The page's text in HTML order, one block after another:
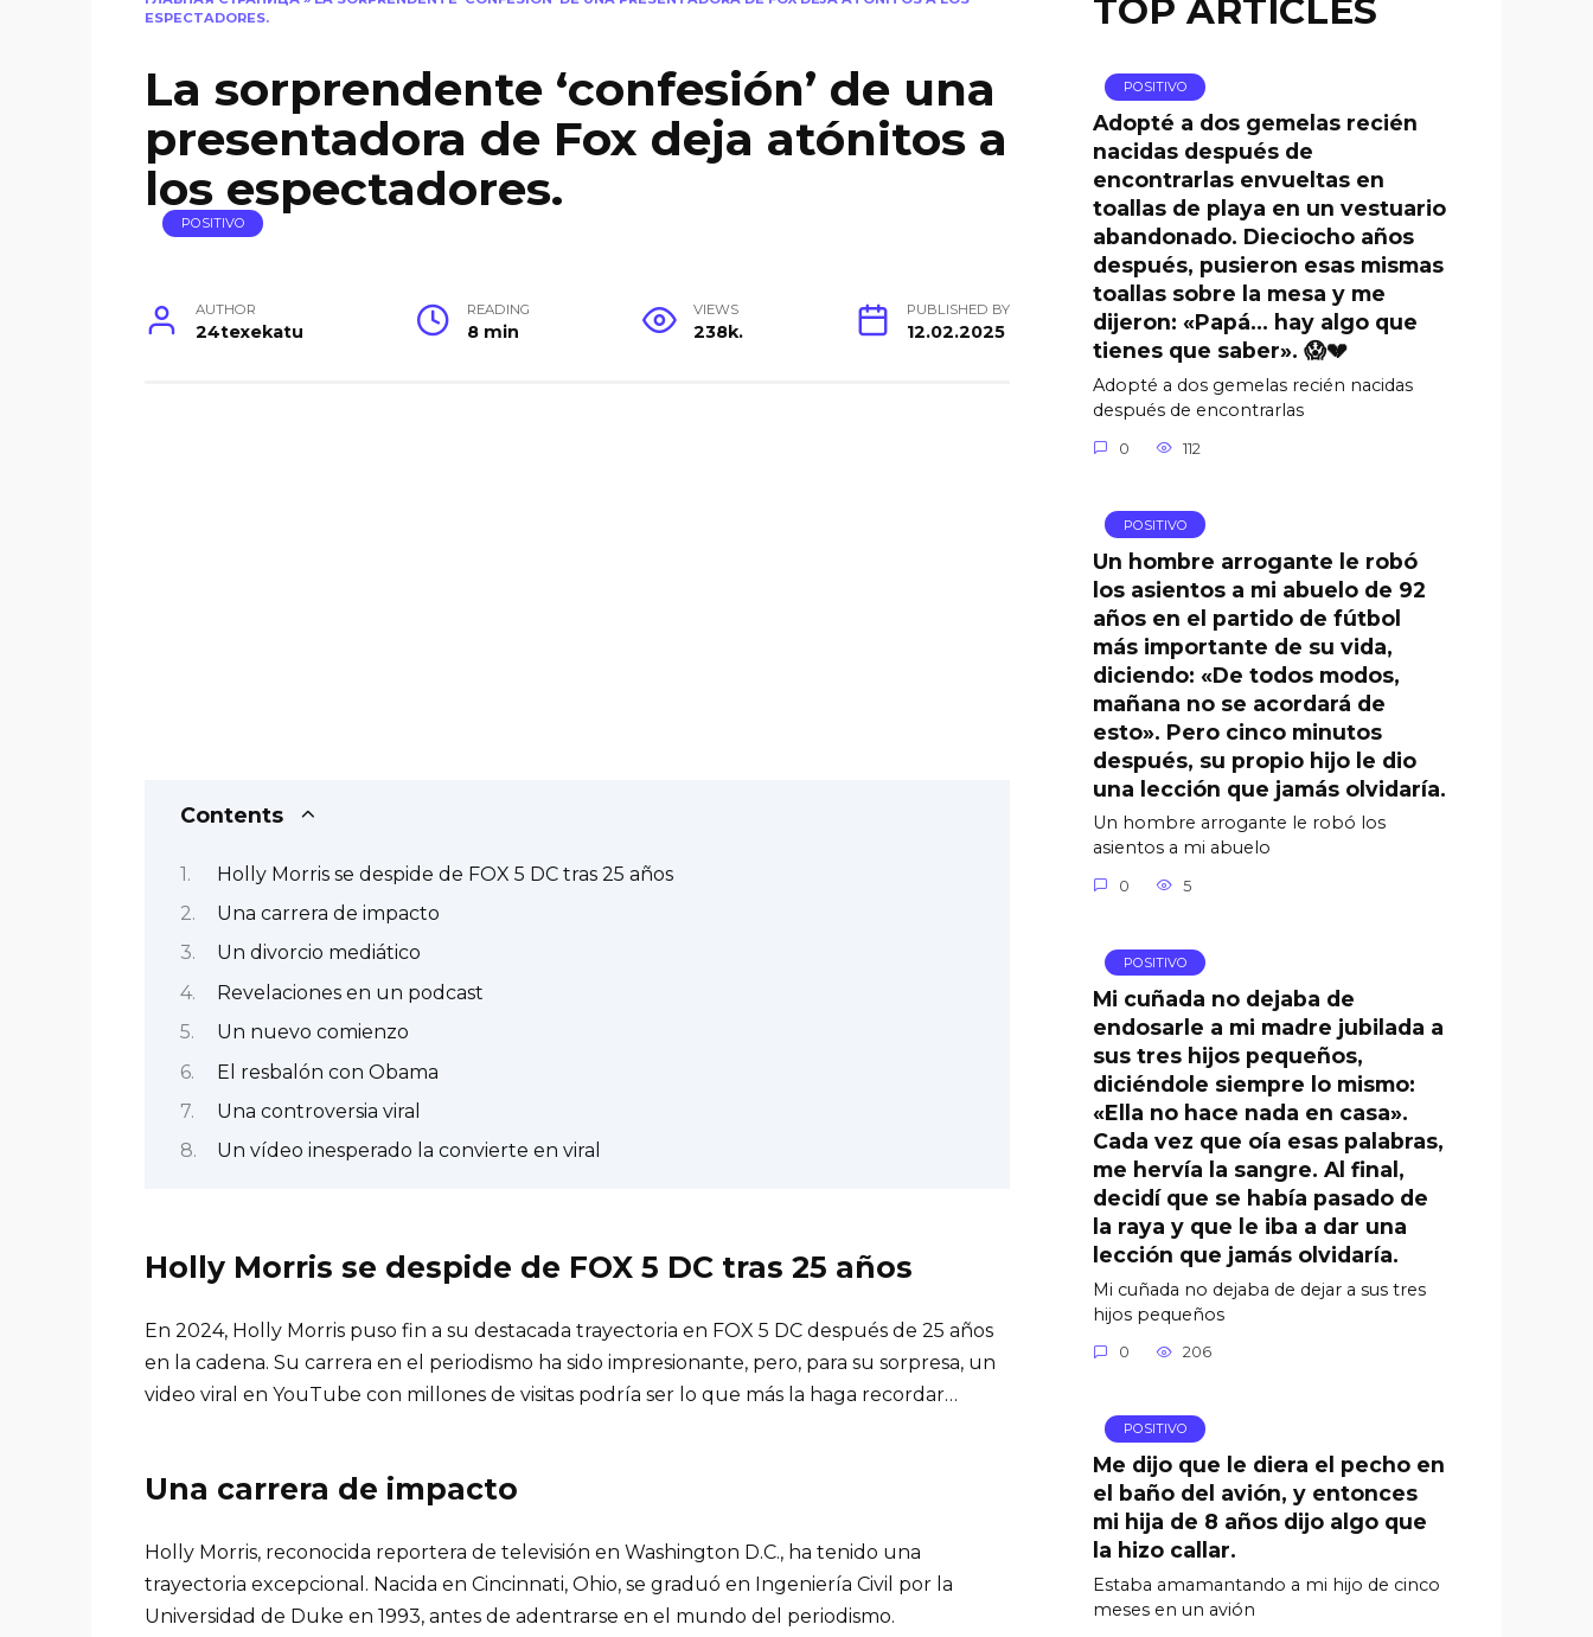
ESPECTADORES.
La sorprendente ‘confesión’ de una
presentadora de Fox deja atónitos a
los espectadores.
POSITIVO
AUTHOR
24texekatu
READING
8 min
VIEWS
238k.
PUBLISHED BY
12.02.2025
Contents
Holly Morris se despide de FOX 5 DC tras 25 años
Una carrera de impacto
Un divorcio mediático
Revelaciones en un podcast
Un nuevo comienzo
El resbalón con Obama
Una controversia viral
Un vídeo inesperado la convierte en viral
Holly Morris se despide de FOX 5 DC tras 25 años
En 2024, Holly Morris puso fin a su destacada trayectoria en FOX 5 DC después de 25 años
en la cadena. Su carrera en el periodismo ha sido impresionante, pero, para su sorpresa, un
video viral en YouTube con millones de visitas podría ser lo que más la haga recordar…
Una carrera de impacto
Holly Morris, reconocida reportera de televisión en Washington D.C., ha tenido una
trayectoria excepcional. Nacida en Cincinnati, Ohio, se graduó en Ingeniería Civil por la
Universidad de Duke en 1993, antes de adentrarse en el mundo del periodismo.
TOP ARTICLES
POSITIVO
Adopté a dos gemelas recién
nacidas después de
encontrarlas envueltas en
toallas de playa en un vestuario
abandonado. Dieciocho años
después, pusieron esas mismas
toallas sobre la mesa y me
dijeron: «Papá… hay algo que
tienes que saber». 😱💔
Adopté a dos gemelas recién nacidas
después de encontrarlas
0 112
POSITIVO
Un hombre arrogante le robó
los asientos a mi abuelo de 92
años en el partido de fútbol
más importante de su vida,
diciendo: «De todos modos,
mañana no se acordará de
esto». Pero cinco minutos
después, su propio hijo le dio
una lección que jamás olvidaría.
Un hombre arrogante le robó los
asientos a mi abuelo
0 5
POSITIVO
Mi cuñada no dejaba de
endosarle a mi madre jubilada a
sus tres hijos pequeños,
diciéndole siempre lo mismo:
«Ella no hace nada en casa».
Cada vez que oía esas palabras,
me hervía la sangre. Al final,
decidí que se había pasado de
la raya y que le iba a dar una
lección que jamás olvidaría.
Mi cuñada no dejaba de dejar a sus tres
hijos pequeños
0 206
POSITIVO
Me dijo que le diera el pecho en
el baño del avión, y entonces
mi hija de 8 años dijo algo que
la hizo callar.
Estaba amamantando a mi hijo de cinco
meses en un avión